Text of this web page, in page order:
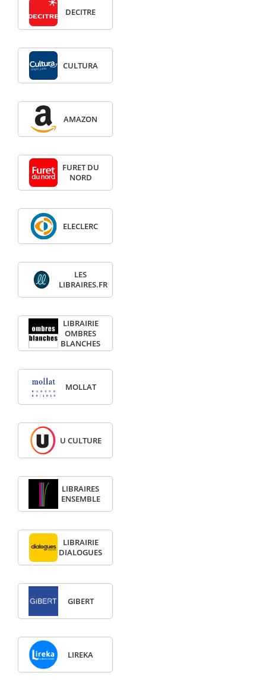
DECITRE
CULTURA
AMAZON
FURET DU
NORD
ELECLERC
LES
LIBRAIRES.FR
LIBRAIRIE
OMBRES
BLANCHES
MOLLAT
U CULTURE
LIBRAIRES
ENSEMBLE
LIBRAIRIE
DIALOGUES
GIBERT
LIREKA